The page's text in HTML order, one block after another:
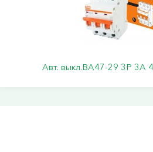
Авт. выкл.ВА47-29 3Р 3А